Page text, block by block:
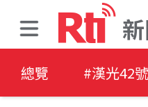
總覽 #漢光42